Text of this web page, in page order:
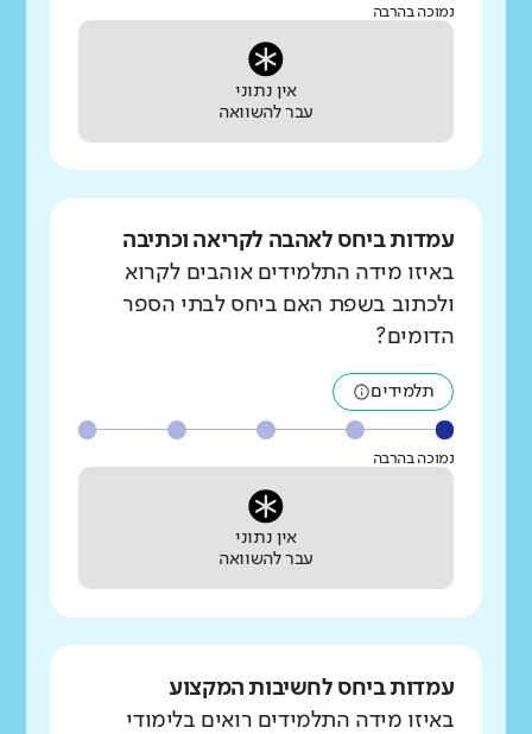
נמוכה בהרבה
אין נתוני
עבר להשוואה
עמדות ביחס לאהבה לקריאה וכתיבה
באיזו מידה התלמידים אוהבים לקרוא
ולכתוב בשפת האם ביחס לבתי הספר
הדומים?
תלמידים
נמוכה בהרבה
אין נתוני
עבר להשוואה
עמדות ביחס לחשיבות המקצוע
באיזו מידה התלמידים רואים בלימודי